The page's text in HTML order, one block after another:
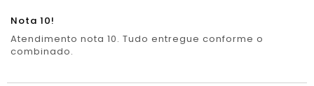
Nota 10!
Atendimento nota 10. Tudo entregue conforme o
combinado.